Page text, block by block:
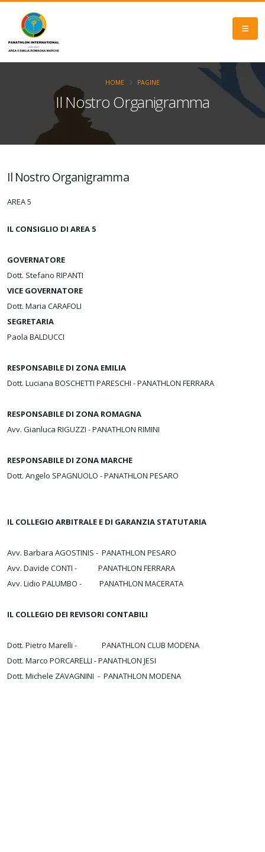
Il Nostro Organigramma
HOME PAGINE
Il Nostro Organigramma
AREA 5
IL CONSIGLIO DI AREA 5
GOVERNATORE
Dott. Stefano RIPANTI
VICE GOVERNATORE
Dott. Maria CARAFOLI
SEGRETARIA
Paola BALDUCCI
RESPONSABILE DI ZONA EMILIA
Dott. Luciana BOSCHETTI PARESCHI - PANATHLON FERRARA
RESPONSABILE DI ZONA ROMAGNA
Avv. Gianluca RIGUZZI - PANATHLON RIMINI
RESPONSABILE DI ZONA MARCHE
Dott. Angelo SPAGNUOLO - PANATHLON PESARO
IL COLLEGIO ARBITRALE E DI GARANZIA STATUTARIA
Avv. Barbara AGOSTINIS - PANATHLON PESARO
Avv. Davide CONTI - PANATHLON FERRARA
Avv. Lidio PALUMBO - PANATHLON MACERATA
IL COLLEGIO DEI REVISORI CONTABILI
Dott. Pietro Marelli - PANATHLON CLUB MODENA
Dott. Marco PORCARELLI - PANATHLON JESI
Dott. Michele ZAVAGNINI - PANATHLON MODENA